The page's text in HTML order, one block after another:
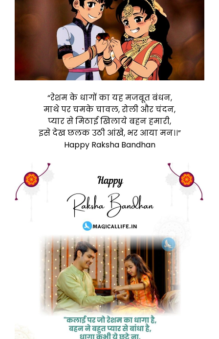
“रेशम के धागों का यह मजबूत बंधन,
माथे पर चमके चावल, रोली और चंदन,
प्यार से मिठाई खिलाये बहन हमारी,
इसे देख छलक उठी आंखे, भर आया मन।।”
Happy Raksha Bandhan